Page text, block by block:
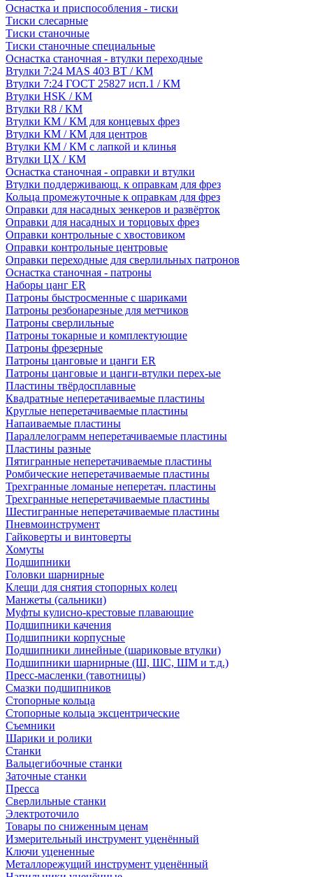
Оснастка и приспособления - тиски
Тиски слесарные
Тиски станочные
Тиски станочные специальные
Оснастка станочная - втулки переходные
Втулки 7:24 MAS 403 BT / КМ
Втулки 7:24 ГОСТ 25827 исп.1 / КМ
Втулки HSK / КМ
Втулки R8 / КМ
Втулки КМ / КМ для концевых фрез
Втулки КМ / КМ для центров
Втулки КМ / КМ с лапкой и клинья
Втулки ЦХ / КМ
Оснастка станочная - оправки и втулки
Втулки поддерживающ. к оправкам для фрез
Кольца промежуточные к оправкам для фрез
Оправки для насадных зенкеров и развёрток
Оправки для насадных и торцовых фрез
Оправки контрольные с хвостовиком
Оправки контрольные центровые
Оправки переходные для сверлильных патронов
Оснастка станочная - патроны
Наборы цанг ER
Патроны быстросменные с шариками
Патроны резбонарезные для метчиков
Патроны сверлильные
Патроны токарные и комплектующие
Патроны фрезерные
Патроны цанговые и цанги ER
Патроны цанговые и цанги-втулки перех-ые
Пластины твёрдосплавные
Квадратные неперетачиваемые пластины
Круглые неперетачиваемые пластины
Напаиваемые пластины
Параллелограмм неперетачиваемые пластины
Пластины разные
Пятигранные неперетачиваемые пластины
Ромбические неперетачиваемые пластины
Трехгранные ломаные неперетач. пластины
Трехгранные неперетачиваемые пластины
Шестигранные неперетачиваемые пластины
Пневмоинструмент
Гайковерты и винтоверты
Хомуты
Подшипники
Головки шарнирные
Клещи для снятия стопорных колец
Манжеты (сальники)
Муфты кулисно-крестовые плавающие
Подшипники качения
Подшипники корпусные
Подшипники линейные (шариковые втулки)
Подшипники шарнирные (Ш, ШС, ШМ и т.д.)
Пресс-масленки (тавотницы)
Смазки подшипников
Стопорные кольца
Стопорные кольца эксцентрические
Съемники
Шарики и ролики
Станки
Вальцегибочные станки
Заточные станки
Пресса
Сверлильные станки
Электроточило
Товары по сниженным ценам
Измерительный инструмент уценённый
Ключи уцененные
Металлорежущий инструмент уценённый